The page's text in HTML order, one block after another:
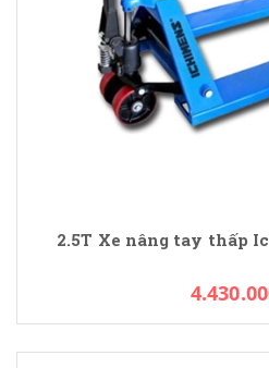
2.5T Xe nâng tay thấp